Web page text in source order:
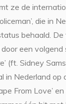
ze de
die in
behaald.
een volgend
(ft. Sidney
in Nederland op
From Love’